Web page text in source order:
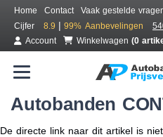
Home Contact
Vaak gestelde
Cijfer
8.9 | 99% Aanbevelingen
Account
Winkelwagen (0
Autobanden
De directe link naar dit artikel is